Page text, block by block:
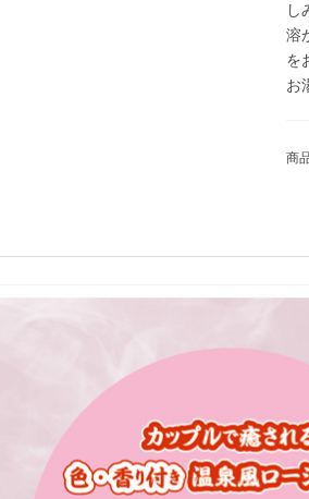
し
溶
を
お
商